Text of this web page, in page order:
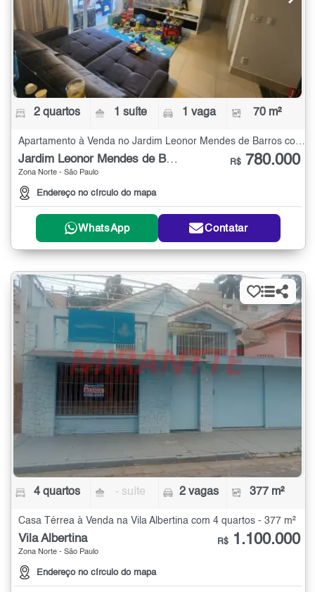
2 quartos 1 suíte 1 vaga 70 m²
Apartamento à Venda no Jardim Leonor Mendes de Barros com 2 quartos - 70 m²
Jardim Leonor Mendes de Barros
Zona Norte - São Paulo
Endereço no círculo do mapa
R$ 780.000
WhatsApp Contatar
4 quartos - suíte 2 vagas 377 m²
Casa Térrea à Venda na Vila Albertina com 4 quartos - 377 m²
Vila Albertina
Zona Norte - São Paulo
Endereço no círculo do mapa
R$ 1.100.000